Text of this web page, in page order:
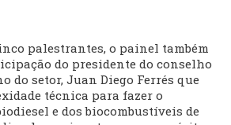
palestrantes, o painel também
do presidente do conselho
do setor, Juan Diego Ferrés que
técnica para fazer o
e dos biocombustíveis de